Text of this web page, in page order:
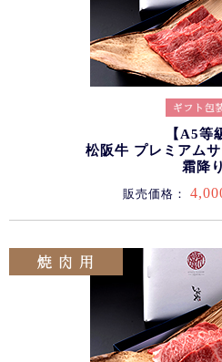
【A5等
松阪牛 プレミアム
霜降り
販売価格：